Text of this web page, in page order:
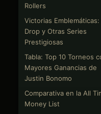
Rollers
Victorias Emblemáticas:
Drop y Otras Series
Prestigiosas
Tabla: Top 10 Torneos
Mayores Ganancias de
Justin Bonomo
Comparativa en la All
Money List